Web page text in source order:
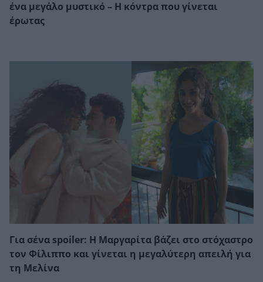
ένα μεγάλο μυστικό – Η κόντρα που γίνεται
έρωτας
Για σένα spoiler: Η Μαργαρίτα βάζει στο στόχαστρο
τον Φίλιππο και γίνεται η μεγαλύτερη απειλή για
τη Μελίνα